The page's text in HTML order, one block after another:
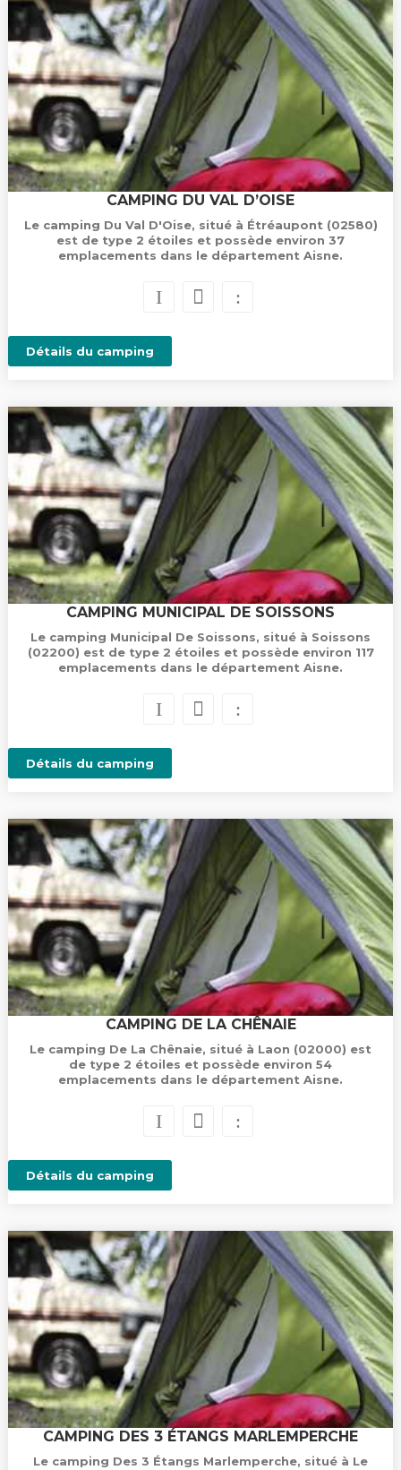
CAMPING DU VAL D’OISE
Le camping Du Val D'Oise, situé à Étréaupont (02580)
est de type 2 étoiles et possède environ 37
emplacements dans le département Aisne.
Détails du camping
CAMPING MUNICIPAL DE SOISSONS
Le camping Municipal De Soissons, situé à Soissons
(02200) est de type 2 étoiles et possède environ 117
emplacements dans le département Aisne.
Détails du camping
CAMPING DE LA CHÊNAIE
Le camping De La Chênaie, situé à Laon (02000) est
de type 2 étoiles et possède environ 54
emplacements dans le département Aisne.
Détails du camping
CAMPING DES 3 ÉTANGS MARLEMPERCHE
Le camping Des 3 Étangs Marlemperche, situé à Le